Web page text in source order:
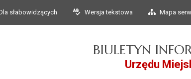
Przejdź
słabowidzących Wersja tekstowa Mapa
BIULETYN
Urzędu